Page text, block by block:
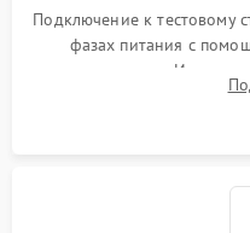
Подключение к тестовому
фазах питания с
инициализации.